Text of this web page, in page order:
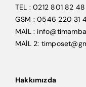
TEL : 0212 801 82 48
GSM : 0546 220 31
MAİL :
MAİL 2:
Hakkımızda